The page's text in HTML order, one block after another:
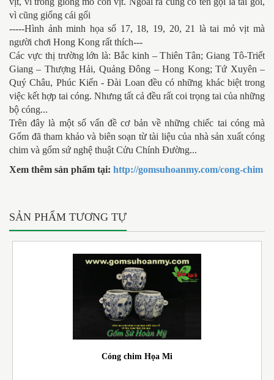
vì cũng giống cái gối
-----Hình ảnh minh họa số 17, 18, 19, 20, 21 là tai mỏ vịt mà
người chơi Hong Kong rất thích---
Các vực thị trường lớn là: Bắc kinh – Thiên Tân; Giang Tô-Triết
Giang – Thượng Hải, Quảng Đông – Hong Kong; Tứ Xuyên –
Quý Châu, Phúc Kiến - Đài Loan đều có những khác biệt trong
việc kết hợp tai cóng. Nhưng tất cả đều rất coi trọng tai của những
bộ cóng...
Trên đây là một số vấn đề cơ bản về những chiếc tai cóng mà
Gốm đã tham khảo và biên soạn từ tài liệu của nhà sản xuất cóng
chim và gốm sứ nghệ thuật Cửu Chính Đường...
Xem thêm sản phẩm tại: http://gomsuhoanmy.com/cong-chim
SẢN PHẨM TƯƠNG TỰ
Cóng chim Họa Mi